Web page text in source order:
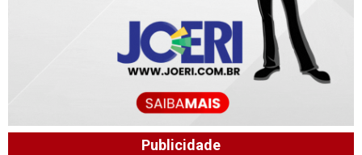
Publicidade